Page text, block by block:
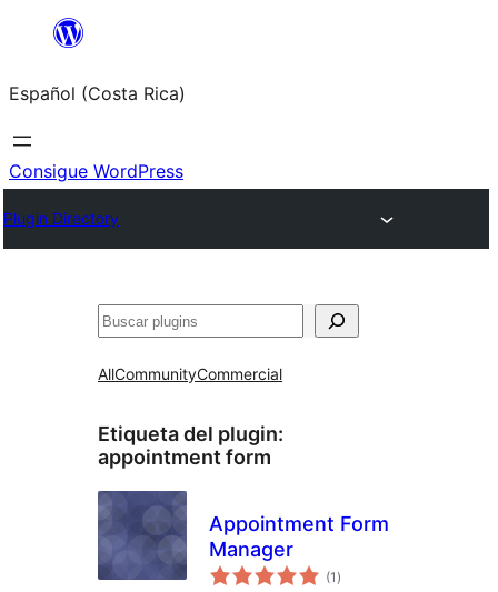
Saltar
contenido
Español (Costa Rica)
Consigue WordPress
Plugin Directory
Buscar
AllCommunityCommercial
Etiqueta del plugin:
appointment form
Appointment Form
Manager
(1 total
de
)